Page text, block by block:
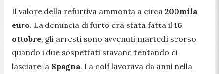
Il valore della refurtiva ammonta a circa 200mila
euro. La denuncia di furto era stata fatta il 16
ottobre, gli arresti sono avvenuti martedì scorso,
quando i due sospettati stavano tentando di
lasciare la Spagna. La colf lavorava da anni nella